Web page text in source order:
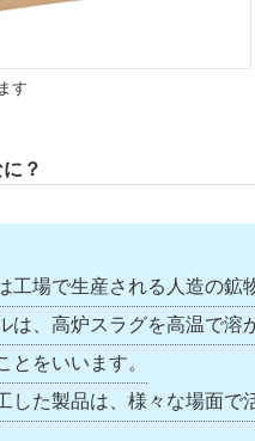
す
？
工場で生産される人造の鉱
は、高炉スラグを高温で溶
をいいます。
した製品は、様々な場面で